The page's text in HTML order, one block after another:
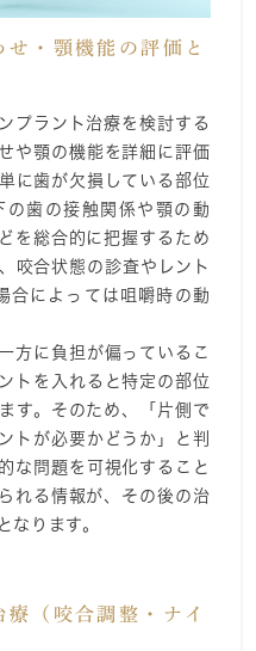
・顎機能の評価と
プラント治療を検討する
や顎の機能を詳細に評価
に歯が欠損している部位
歯の接触関係や顎の動
を総合的に把握するため
咬合状態の診査やレント
合によっては咀嚼時の動
方に負担が偏っているこ
トを入れると特定の部位
す。そのため、「片側で
トが必要かどうか」と判
な問題を可視化すること
れる情報が、その後の治
なります。
（咬合調整・ナイ